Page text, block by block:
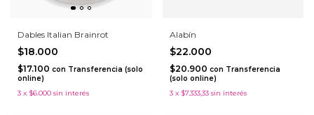
Dables Italian Brainrot
$18.000
$17.100 con Transferencia (solo
online)
3 x $6.000 sin interés
Alabín
$22.000
$20.900 con Transferencia
(solo online)
3 x $7.333,33 sin interés